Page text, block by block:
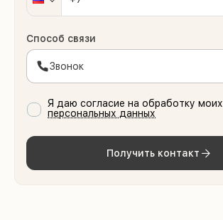
Способ связи
Звонок
Я даю согласие на обработку моих
персональных данных
Получить контакт